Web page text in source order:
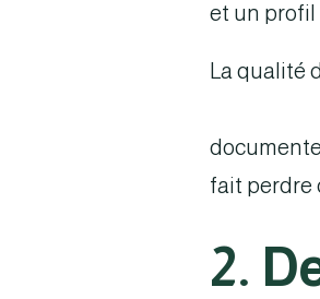
et un profil
La qualité
fait perdre
2.